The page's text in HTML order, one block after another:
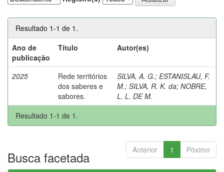
Resultado 1-1 de 1.
Ano de
publicação
Título Autor(es)
2025
Rede territórios
dos saberes e
sabores.
SILVA, A. G.; ESTANISLAU, F.
M.; SILVA, R. K. da; NOBRE,
L. L. DE M.
Resultado 1-1 de 1.
Anterior 1 Póximo
Busca facetada